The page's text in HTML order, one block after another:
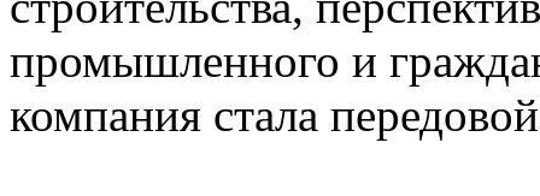
промышленного и
компания стала